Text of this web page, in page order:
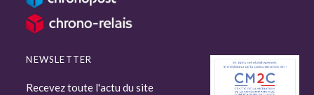
NEWSLETTER
Recevez toute l'actu du site